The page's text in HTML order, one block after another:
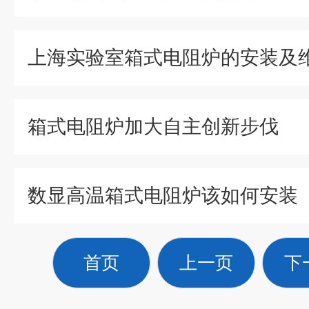
箱式电阻炉加大自主创新步伐
数显高温箱式电阻炉该如何安装
首页 上一页 下